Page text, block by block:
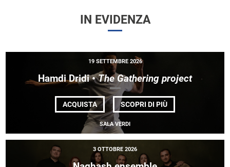
IN EVIDENZA
19 SETTEMBRE 2026
Hamdi Dridi •The Gathering project
ACQUISTA SCOPRI DI PIÙDI
HAMDI
GATHERING
PROJECT</EM>
SALA VERDI
3 OTTOBRE 2026